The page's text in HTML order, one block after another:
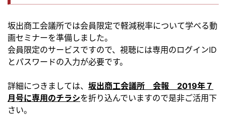
坂出商工会議所では会員限定で軽減税率について学べる動
画セミナーを準備しました。
会員限定のサービスですので、視聴には専用のログインID
とパスワードの入力が必要です。
詳細につきましては、 坂出商工会議所 会報 2019年７
月号に専用のチラシを折り込んでいますので是非ご活用下
さい。